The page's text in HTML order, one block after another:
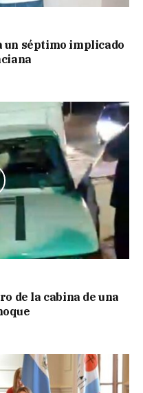
un séptimo implicado
de la cabina de una